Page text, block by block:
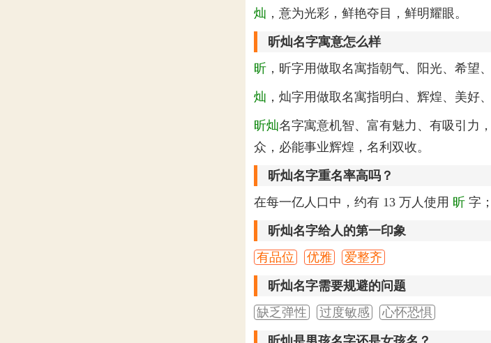
灿 ，意为光彩，鲜艳夺目，鲜明耀眼。
昕灿名字寓意怎么样
昕 ，昕字用做取名寓指朝气、阳光、希望
灿 ，灿字用做取名寓指明白、辉煌、美好
昕灿名字寓意机智、富有魅力、有吸引力
众，必能事业辉煌，名利双收。
昕灿名字重名率高吗？
在每一亿人口中，约有 13 万人使用 昕 字
昕灿名字给人的第一印象
有品位
优雅 爱整齐
昕灿名字需要规避的问题
缺乏弹性
过度敏感 心怀恐惧